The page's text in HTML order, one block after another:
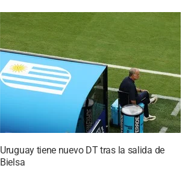
Uruguay tiene nuevo DT tras la salida de
Bielsa